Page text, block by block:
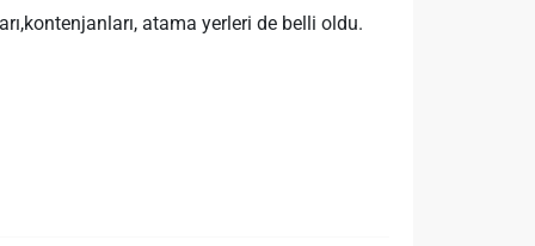
atama yerleri de belli oldu.